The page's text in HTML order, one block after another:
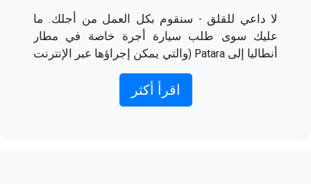
لا داعي للقلق - سنقوم بكل العمل من أجلك. ما
عليك سوى طلب سيارة أجرة خاصة في مطار
أنطاليا إلى Patara (والتي يمكن إجراؤها عبر الإنترنت
وكذلك عبر الهاتف) وسيكون لديك سائق يقابلك
خارج صالة الوصول مع كتابة اسمك على لافتة عندما
اقرأ أكثر